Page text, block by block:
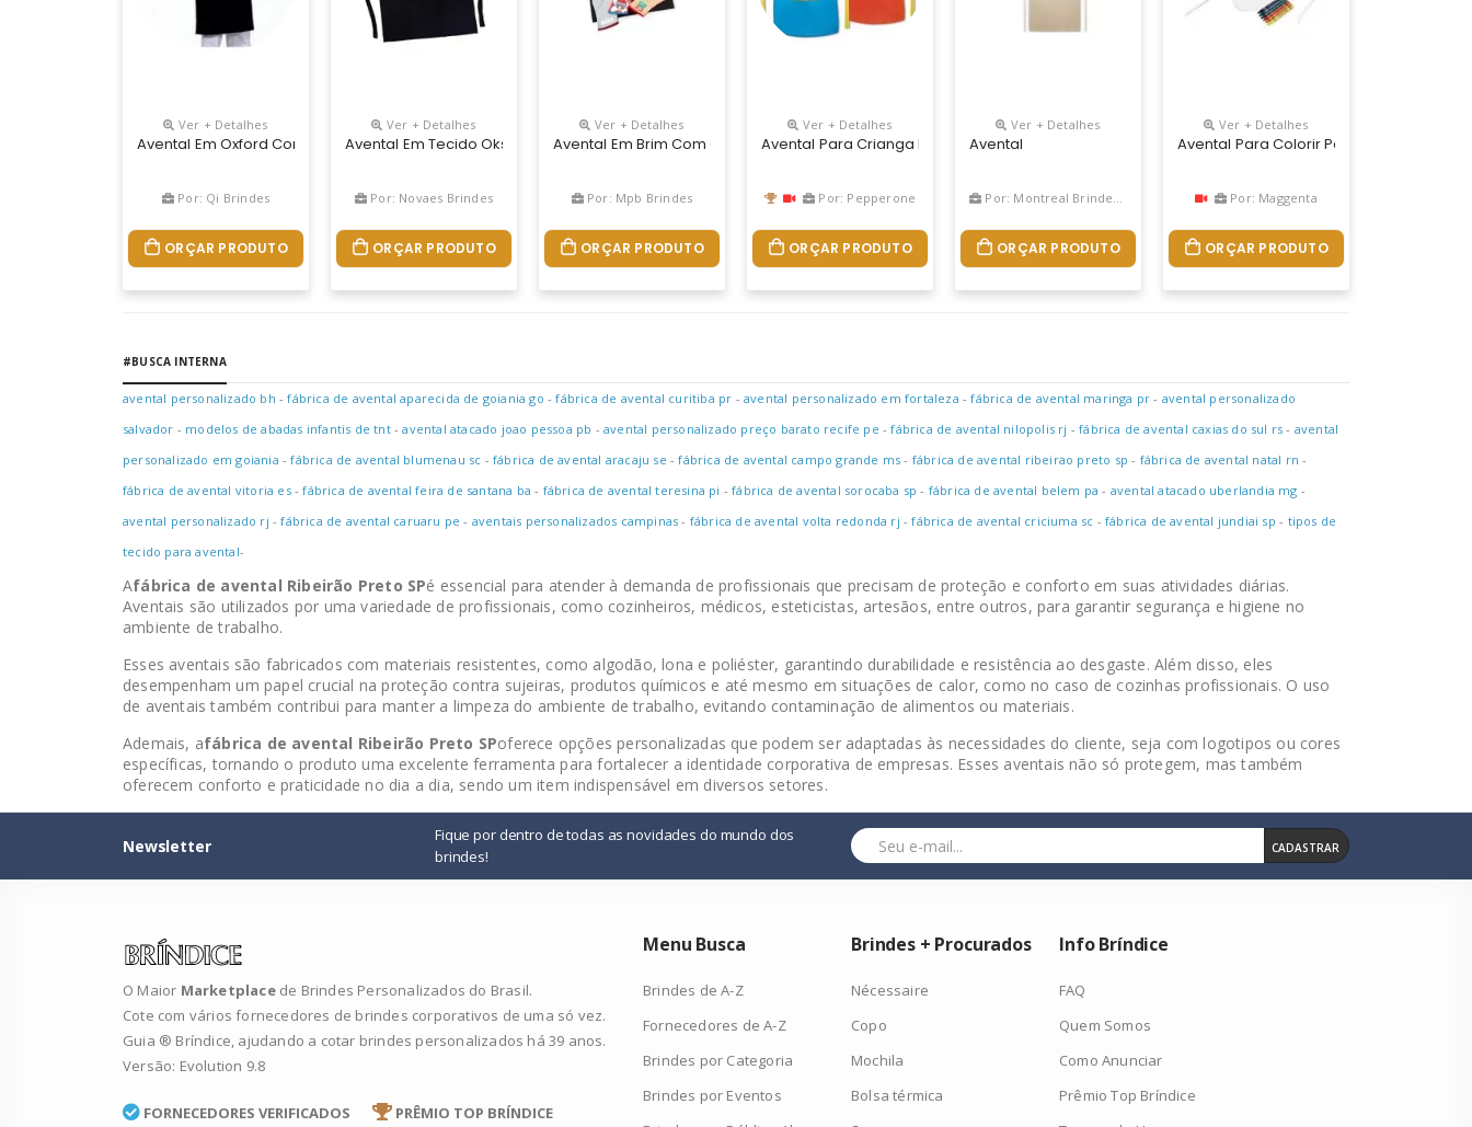
Ver + Detalhes
Avental Em Oxford Com Regulador
Por: Qi Brindes
ORÇAR PRODUTO
Ver + Detalhes
Avental Em Tecido Oksford Brim Com Bolso
Por: Novaes Brindes
ORÇAR PRODUTO
Ver + Detalhes
Avental Em Brim Com Ou Sem Bolso
Por: Mpb Brindes
ORÇAR PRODUTO
Ver + Detalhes
Avental Para Crianga Personalizado
Por: Pepperone
ORÇAR PRODUTO
Ver + Detalhes
Avental
Por: Montreal Brindes Corporativos
ORÇAR PRODUTO
Ver + Detalhes
Avental Para Colorir Personalizado
Por: Maggenta
ORÇAR PRODUTO
#BUSCA INTERNA
avental personalizado bh -fábrica de avental aparecida de goiania go -fábrica de avental curitiba pr -avental personalizado em fortaleza -fábrica de avental maringa pr - avental personalizado
salvador - modelos de abadas infantis de tnt-avental atacado joao pessoa pb -avental personalizado preço barato recife pe -fábrica de avental nilopolis rj -fábrica de avental caxias do sul rs - avental
personalizado em goiania -fábrica de avental blumenau sc -fábrica de avental aracaju se -fábrica de avental campo grande ms - fábrica de avental ribeirao preto sp - fábrica de avental natal rn -
fábrica de avental vitoria es-fábrica de avental feira de santana ba - fábrica de avental teresina pi -fábrica de avental sorocaba sp - fábrica de avental belem pa - avental atacado uberlandia mg -
avental personalizado rj -fábrica de avental caruaru pe - aventais personalizados campinas - fábrica de avental volta redonda rj -fábrica de avental criciuma sc -fábrica de avental jundiai sp - tipos de
tecido para avental-
Afábrica de avental Ribeirão Preto SPé essencial para atender à demanda de profissionais que precisam de proteção e conforto em suas atividades diárias.
Aventais são utilizados por uma variedade de profissionais, como cozinheiros, médicos, esteticistas, artesãos, entre outros, para garantir segurança e higiene no
ambiente de trabalho.
Esses aventais são fabricados com materiais resistentes, como algodão, lona e poliéster, garantindo durabilidade e resistência ao desgaste. Além disso, eles
desempenham um papel crucial na proteção contra sujeiras, produtos químicos e até mesmo em situações de calor, como no caso de cozinhas profissionais. O uso
de aventais também contribui para manter a limpeza do ambiente de trabalho, evitando contaminação de alimentos ou materiais.
Ademais, afábrica de avental Ribeirão Preto SPoferece opções personalizadas que podem ser adaptadas às necessidades do cliente, seja com logotipos ou cores
específicas, tornando o produto uma excelente ferramenta para fortalecer a identidade corporativa de empresas. Esses aventais não só protegem, mas também
oferecem conforto e praticidade no dia a dia, sendo um item indispensável em diversos setores.
Newsletter
Fique por dentro de todas as novidades do mundo dos
brindes!
CADASTRAR
O Maior Marketplace de Brindes Personalizados do Brasil.
Cote com vários fornecedores de brindes corporativos de uma só vez.
Guia ® Bríndice, ajudando a cotar brindes personalizados há 39 anos.
Versão: Evolution 9.8
FORNECEDORES VERIFICADOS PRÊMIO TOP BRÍNDICE
Menu Busca
Brindes de A-Z
Fornecedores de A-Z
Brindes por Categoria
Brindes por Eventos
Brindes + Procurados
Nécessaire
Copo
Mochila
Bolsa térmica
Info Bríndice
FAQ
Quem Somos
Como Anunciar
Prêmio Top Bríndice